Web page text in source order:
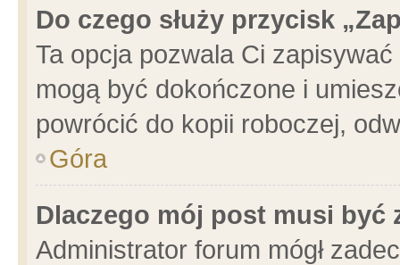
Do czego służy przycisk
Ta opcja pozwala Ci
mogą być dokończone i
powrócić do kopii roboczej,
Góra
Dlaczego mój post musi być
Administrator forum mógł